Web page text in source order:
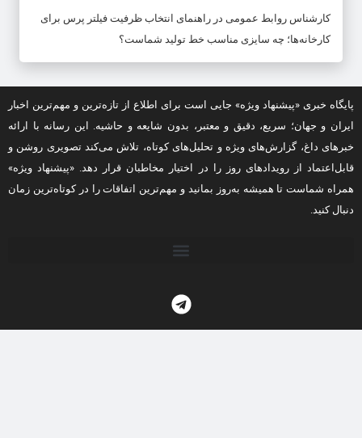
کارشناس روابط عمومی در راهنمای انتخاب ظرفیت فیلتر پرس برای
کارخانه‌ها؛ چه سایزی مناسب خط تولید شماست؟
پایگاه خبری «پیشنهاد ویژه» جایی است برای اطلاع از تازه‌ترین و مهم‌ترین اخبار
ایران و جهان؛ سریع، دقیق و معتبر، بدون شایعه و حاشیه. این رسانه با ارائه
خبرهای داغ، گزارش‌های ویژه و تحلیل‌های کوتاه، تلاش می‌کند تصویری روشن و
قابل‌اعتماد از رویدادهای روز را در اختیار مخاطبان قرار دهد. «پیشنهاد ویژه»
همراه شماست تا همیشه به‌روز بمانید و مهم‌ترین اتفاقات را در کوتاه‌ترین زمان
دنبال کنید.